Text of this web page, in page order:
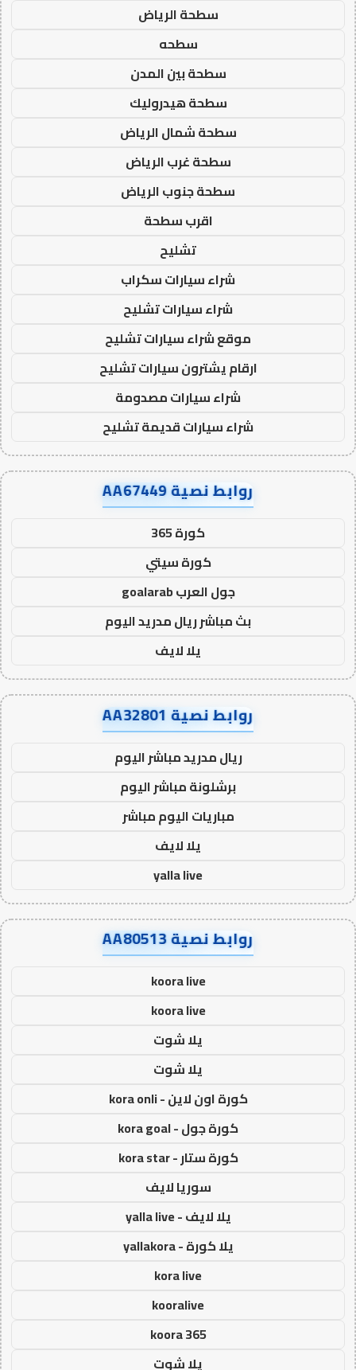
سطحة الرياض
سطحه
سطحة بين المدن
سطحة هيدروليك
سطحة شمال الرياض
سطحة غرب الرياض
سطحة جنوب الرياض
اقرب سطحة
تشليح
شراء سيارات سكراب
شراء سيارات تشليح
موقع شراء سيارات تشليح
ارقام يشترون سيارات تشليح
شراء سيارات مصدومة
شراء سيارات قديمة تشليح
روابط نصية AA67449
كورة 365
كورة سيتي
جول العرب goalarab
بث مباشر ريال مدريد اليوم
يلا لايف
روابط نصية AA32801
ريال مدريد مباشر اليوم
برشلونة مباشر اليوم
مباريات اليوم مباشر
يلا لايف
yalla live
روابط نصية AA80513
koora live
koora live
يلا شوت
يلا شوت
كورة اون لاين - kora onli
كورة جول - kora goal
كورة ستار - kora star
سوريا لايف
يلا لايف - yalla live
يلا كورة - yallakora
kora live
kooralive
koora 365
يلا شوت